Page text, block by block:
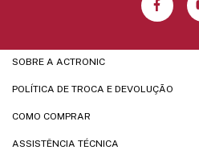
SOBRE A ACTRONIC
POLÍTICA DE TROCA E DEVOLUÇÃO
COMO COMPRAR
ASSISTÊNCIA TÉCNICA